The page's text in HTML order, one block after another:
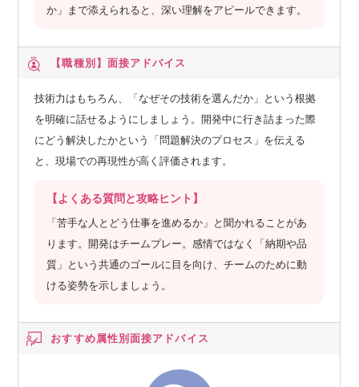
か」まで添えられると、深い理解をアピールできます。
【職種別】 面接アドバイス
技術力はもちろん、「なぜその技術を選んだか」という根拠
を明確に話せるようにしましょう。開発中に行き詰まった際
にどう解決したかという「問題解決のプロセス」を伝える
と、現場での再現性が高く評価されます。
【よくある質問と攻略ヒント】
「苦手な人とどう仕事を進めるか」と聞かれることがあ
ります。開発はチームプレー。感情ではなく「納期や品
質」という共通のゴールに目を向け、チームのために動
ける姿勢を示しましょう。
おすすめ属性別面接アドバイス